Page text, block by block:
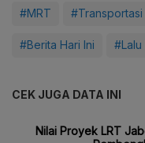
#MRT #Transportasi
#Berita Hari Ini #Lalu
CEK JUGA DATA INI